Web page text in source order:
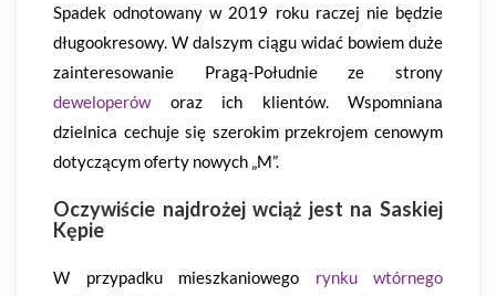
Spadek odnotowany w 2019 roku raczej nie będzie
długookresowy. W dalszym ciągu widać bowiem duże
zainteresowanie Pragą-Południe ze strony
deweloperóworaz ich klientów. Wspomniana
dzielnica cechuje się szerokim przekrojem cenowym
dotyczącym oferty nowych „M”.
Oczywiście najdrożej wciąż jest na Saskiej
Kępie
W przypadku mieszkaniowego rynku wtórnego